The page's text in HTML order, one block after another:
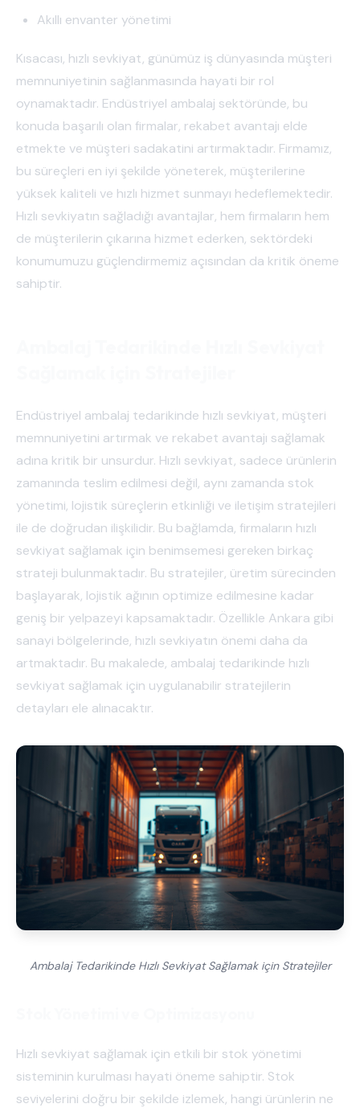
Akıllı envanter yönetimi
Kısacası, hızlı sevkiyat, günümüz iş dünyasında müşteri
memnuniyetinin sağlanmasında hayati bir rol
oynamaktadır. Endüstriyel ambalaj sektöründe, bu
konuda başarılı olan firmalar, rekabet avantajı elde
etmekte ve müşteri sadakatini artırmaktadır. Firmamız,
bu süreçleri en iyi şekilde yöneterek, müşterilerine
yüksek kaliteli ve hızlı hizmet sunmayı hedeflemektedir.
Hızlı sevkiyatın sağladığı avantajlar, hem firmaların hem
de müşterilerin çıkarına hizmet ederken, sektördeki
konumumuzu güçlendirmemiz açısından da kritik öneme
sahiptir.
Endüstriyel ambalaj tedarikinde hızlı sevkiyat, müşteri
memnuniyetini artırmak ve rekabet avantajı sağlamak
adına kritik bir unsurdur. Hızlı sevkiyat, sadece ürünlerin
zamanında teslim edilmesi değil, aynı zamanda stok
yönetimi, lojistik süreçlerin etkinliği ve iletişim stratejileri
ile de doğrudan ilişkilidir. Bu bağlamda, firmaların hızlı
sevkiyat sağlamak için benimsemesi gereken birkaç
strateji bulunmaktadır. Bu stratejiler, üretim sürecinden
başlayarak, lojistik ağının optimize edilmesine kadar
geniş bir yelpazeyi kapsamaktadır. Özellikle Ankara gibi
sanayi bölgelerinde, hızlı sevkiyatın önemi daha da
artmaktadır. Bu makalede, ambalaj tedarikinde hızlı
sevkiyat sağlamak için uygulanabilir stratejilerin
detayları ele alınacaktır.
Ambalaj Tedarikinde Hızlı Sevkiyat Sağlamak için Stratejiler
Hızlı sevkiyat sağlamak için etkili bir stok yönetimi
sisteminin kurulması hayati öneme sahiptir. Stok
seviyelerini doğru bir şekilde izlemek, hangi ürünlerin ne